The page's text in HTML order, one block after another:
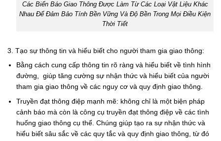
Các Biển Báo Giao Thông Được Làm Từ Các Loại Vật Liệu Khác
Nhau Để Đảm Bảo Tính Bền Vững Và Độ Bền Trong Mọi Điều Kiện
Thời Tiết
3. Tạo sự thông tin và hiểu biết cho người tham gia giao thông:
Bằng cách cung cấp thông tin rõ ràng và hiểu biết về tình hình
đường, giúp tăng cường sự nhận thức và hiểu biết của người
tham gia giao thông về các nguy cơ và quy định giao thông.
Truyền đạt thông điệp mạnh mẽ: không chỉ là một biện pháp
cảnh báo mà còn là công cụ truyền đạt thông điệp về các tình
huống giao thông cụ thể. Chúng giúp tạo ra sự nhận thức và
hiểu biết sâu sắc về các quy tắc và quy định giao thông, từ đó